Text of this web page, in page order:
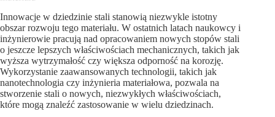
Innowacje w dziedzinie stali stanowią niezwykle istotny
obszar rozwoju tego materiału. W ostatnich latach naukowcy i
inżynierowie pracują nad opracowaniem nowych stopów stali
o jeszcze lepszych właściwościach mechanicznych, takich jak
wyższa wytrzymałość czy większa odporność na korozję.
Wykorzystanie zaawansowanych technologii, takich jak
nanotechnologia czy inżynieria materiałowa, pozwala na
stworzenie stali o nowych, niezwykłych właściwościach,
które mogą znaleźć zastosowanie w wielu dziedzinach.